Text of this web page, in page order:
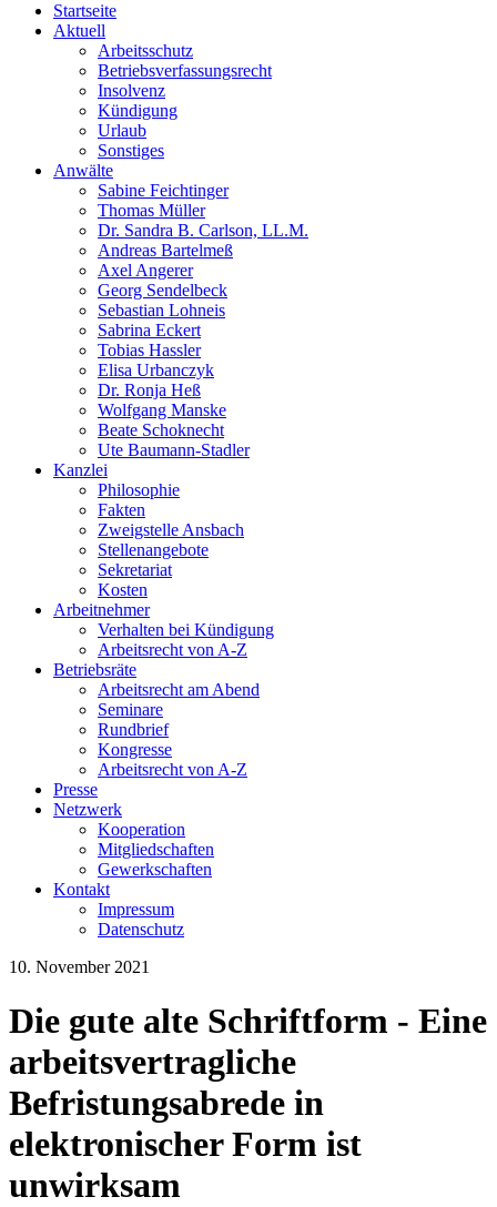
Startseite
Aktuell
Arbeitsschutz
Betriebsverfassungsrecht
Insolvenz
Kündigung
Urlaub
Sonstiges
Anwälte
Sabine Feichtinger
Thomas Müller
Dr. Sandra B. Carlson, LL.M.
Andreas Bartelmeß
Axel Angerer
Georg Sendelbeck
Sebastian Lohneis
Sabrina Eckert
Tobias Hassler
Elisa Urbanczyk
Dr. Ronja Heß
Wolfgang Manske
Beate Schoknecht
Ute Baumann-Stadler
Kanzlei
Philosophie
Fakten
Zweigstelle Ansbach
Stellenangebote
Sekretariat
Kosten
Arbeitnehmer
Verhalten bei Kündigung
Arbeitsrecht von A-Z
Betriebsräte
Arbeitsrecht am Abend
Seminare
Rundbrief
Kongresse
Arbeitsrecht von A-Z
Presse
Netzwerk
Kooperation
Mitgliedschaften
Gewerkschaften
Kontakt
Impressum
Datenschutz
10. November 2021
Die gute alte Schriftform - Eine
arbeitsvertragliche
Befristungsabrede in
elektronischer Form ist
unwirksam